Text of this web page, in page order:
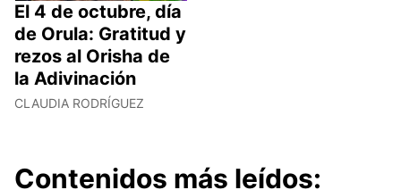
El 4 de octubre, día
de Orula: Gratitud y
rezos al Orisha de
la Adivinación
CLAUDIA RODRÍGUEZ
Contenidos más leídos: